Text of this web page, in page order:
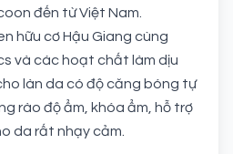
đến từ Việt Nam.
hữu cơ Hậu Giang cùng
và các hoạt chất làm dịu
làn da có độ căng bóng tự
rào độ ẩm, khóa ẩm, hỗ trợ
da rất nhạy cảm.